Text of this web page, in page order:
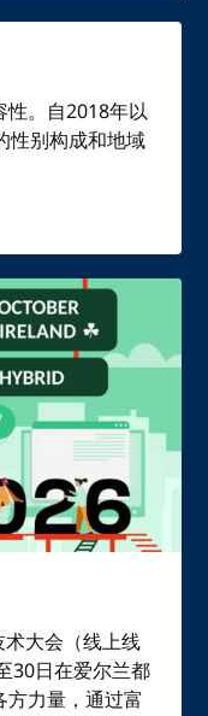
性。自2018年以
性别构成和地域
术大会（线上线
30日在爱尔兰都
力量，通过富